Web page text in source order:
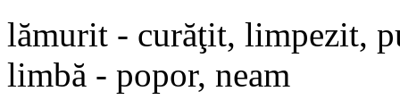
lămurit - curăţit, limpezit,
limbă - popor, neam